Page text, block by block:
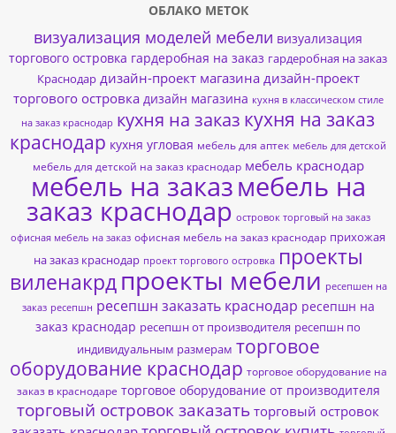
ОБЛАКО МЕТОК
визуализация моделей мебели визуализация
торгового островка гардеробная на заказ гардеробная на заказ
Краснодар дизайн-проект магазина дизайн-проект
торгового островка дизайн магазина кухня в классическом стиле
на заказ краснодар кухня на заказ кухня на заказ
краснодар кухня угловая мебель для аптек мебель для детской
мебель для детской на заказ краснодар мебель краснодар
мебель на заказмебель на
заказ краснодар островок торговый на заказ
офисная мебель на заказ офисная мебель на заказ краснодар прихожая
на заказ краснодар проект торгового островка проекты
виленакрд проекты мебели ресепшен на
заказ ресепшн ресепшн заказать краснодар ресепшн на
заказ краснодар ресепшн от производителя ресепшн по
индивидуальным размерам торговое
оборудование краснодар торговое оборудование на
заказ в краснодаре торговое оборудование от производителя
торговый островок заказать торговый островок